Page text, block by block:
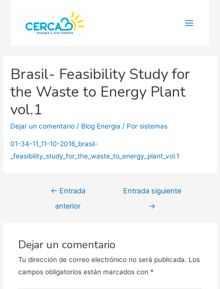
Brasil- Feasibility Study for
the Waste to Energy Plant
vol.1
Dejar un comentario / Blog Energia / Porsistemas
01-34-11_11-10-2016_brasil-
_feasibility_study_for_the_waste_to_energy_plant_vol.1
Navegación
← Entrada
anterior
Entrada siguiente
→
Dejar un comentario
Tu dirección de correo electrónico no será publicada. Los
campos obligatorios están marcados con *